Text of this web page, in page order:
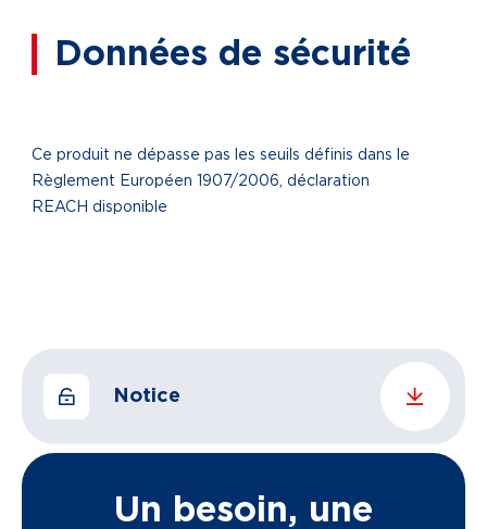
Données de sécurité
Ce produit ne dépasse pas les seuils définis dans le
Règlement Européen 1907/2006, déclaration
REACH disponible
Notice
Un besoin, une